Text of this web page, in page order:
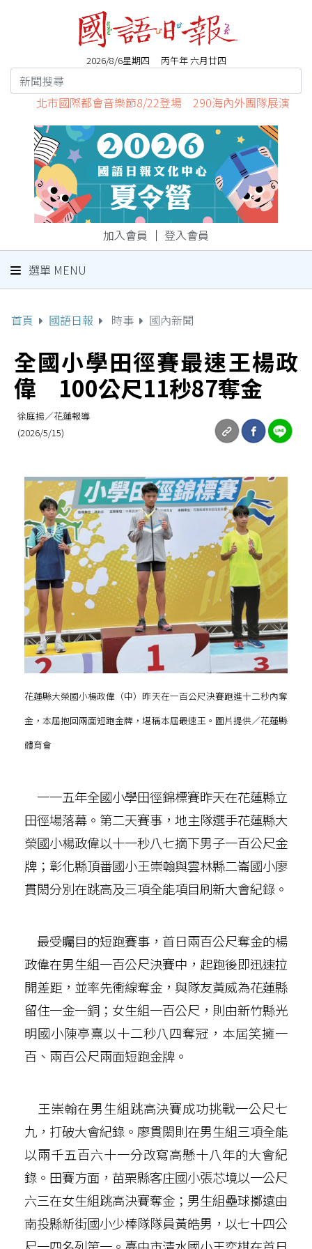
2026/8/6星期四 丙午年 六月廿四
北市國際都會音樂節8/22登場 290海內外團隊展演
加入會員 ｜ 登入會員
選單 MENU
首頁 國語日報 時事 國內新聞
全國小學田徑賽最速王楊政
偉 100公尺11秒87奪金
徐庭揚／花蓮報導
(2026/5/15)
花蓮縣大榮國小楊政偉（中）昨天在一百公尺決賽跑進十二秒內奪
金，本屆抱回兩面短跑金牌，堪稱本屆最速王。圖片提供／花蓮縣
體育會
一一五年全國小學田徑錦標賽昨天在花蓮縣立
田徑場落幕。第二天賽事，地主隊選手花蓮縣大
榮國小楊政偉以十一秒八七摘下男子一百公尺金
牌；彰化縣頂番國小王崇翰與雲林縣二崙國小廖
貫閎分別在跳高及三項全能項目刷新大會紀錄。
最受矚目的短跑賽事，首日兩百公尺奪金的楊
政偉在男生組一百公尺決賽中，起跑後即迅速拉
開差距，並率先衝線奪金，與隊友黃威為花蓮縣
留住一金一銅；女生組一百公尺，則由新竹縣光
明國小陳亭熹以十二秒八四奪冠，本屆笑擁一
百、兩百公尺兩面短跑金牌。
王崇翰在男生組跳高決賽成功挑戰一公尺七
九，打破大會紀錄。廖貫閎則在男生組三項全能
以兩千五百六十一分改寫高懸十八年的大會紀
錄。田賽方面，苗栗縣客庄國小張芯境以一公尺
六三在女生組跳高決賽奪金；男生組壘球擲遠由
南投縣新街國小少棒隊隊員黃皓男，以七十四公